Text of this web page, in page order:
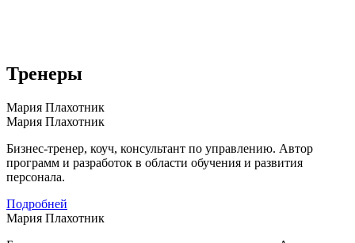
Тренеры
Мария Плахотник
Мария Плахотник
Бизнес-тренер, коуч, консультант по управлению. Автор
программ и разработок в области обучения и развития
персонала.
Подробней
Мария Плахотник